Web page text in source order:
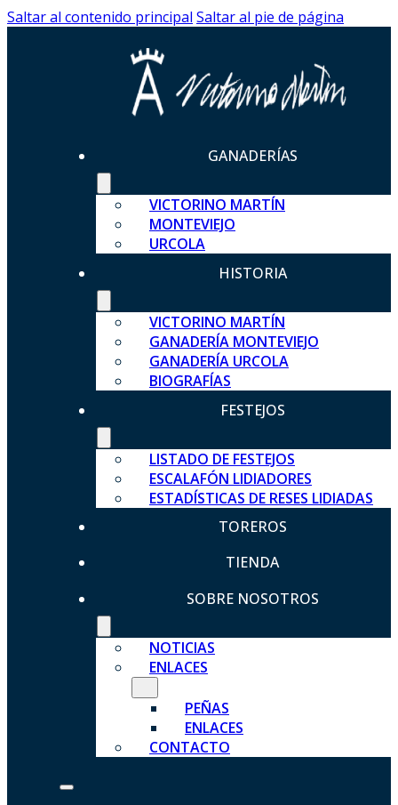
Saltar al contenido principal Saltar al pie de página
GANADERÍAS
VICTORINO MARTÍN
MONTEVIEJO
URCOLA
HISTORIA
VICTORINO MARTÍN
GANADERÍA MONTEVIEJO
GANADERÍA URCOLA
BIOGRAFÍAS
FESTEJOS
LISTADO DE FESTEJOS
ESCALAFÓN LIDIADORES
ESTADÍSTICAS DE RESES LIDIADAS
TOREROS
TIENDA
SOBRE NOSOTROS
NOTICIAS
ENLACES
PEÑAS
ENLACES
CONTACTO